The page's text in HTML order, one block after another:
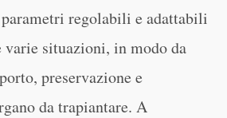
regolabili e adattabili
varie situazioni, in modo da
preservazione e
da trapiantare. A